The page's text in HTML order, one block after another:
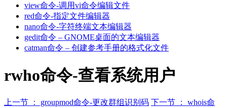
view命令-调用vi命令编辑文件
red命令-指定文件编辑器
nano命令-字符终端文本编辑器
gedit命令 – GNOME桌面的文本编辑器
catman命令 – 创建参考手册的格式化文件
rwho命令-查看系统用户
上一节 ： groupmod命令-更改群组识别码 下一节 ： whois命